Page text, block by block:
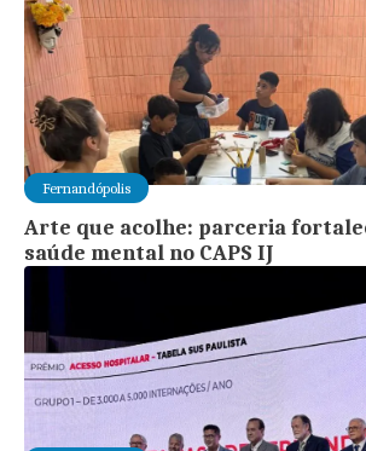
Fernandópolis
Arte que acolhe: parceria
saúde mental no CAPS IJ